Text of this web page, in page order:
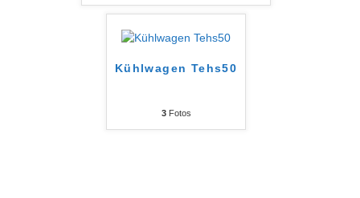
Kühlwagen Tehs50
3Fotos